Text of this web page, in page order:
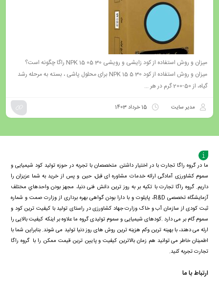
میزان و روش استفاده از کود زایشی و رویشی NPK 15 05 30 راگا چگونه است؟
میزان و روش استفاده از کود 30 5 15 NPK برای محلول پاشی ، بسته به مرحله رشد
گیاه، از 50-200 گرم در هر ...
مدیر سایت 15 خرداد 1403
ما در گروه راگا تجارت با در اختیار داشتن متخصصان با تجربه در حوزه تولید کود شیمیایی و
سموم کشاورزی آمادگی ارائه خدمات مشاوره ای قبل، حین و پس از خرید به شما عزیزان را
داریم. گروه راگا تجارت با تكيه بر به روز ترین دانش فنی دنيا، مجهز بودن واحدهاي مختلف
آزمايشگاه تخصصی R&D، پايلوت و با دارا بودن گواهی بهره برداری از وزارت صمت و شماره
ثبت کودی از سازمان آب و خاک وزارت جهاد کشاورزی در راستای تولید با کیفیت ترین کود و
سموم گام بر می دارد .کودهای شیمیایی و سموم تولیدی گروه ما علاوه بر اینکه کیفیت بالایی را
ارئه می دهند، با بهینه ترین وکم هزینه ترین روش های روز دنیا تولید می شوند. بنابراین شما با
اطمینان خاطر می توانید هم زمان بالاترین کیفیت و پایین ترین قیمت ممکن را با گروه راگا
تجارت تجربه کنید.
ارتباط با ما